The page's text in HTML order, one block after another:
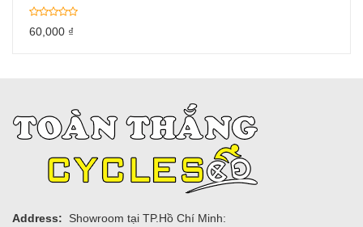
60,000 ₫
Address:
Showroom tại TP.Hồ Chí Minh: